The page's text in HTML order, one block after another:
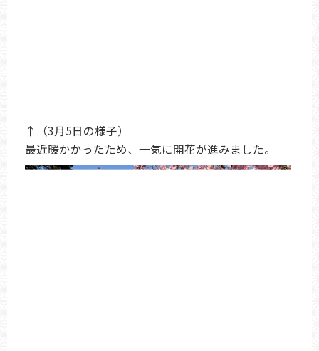
↑（3月5日の様子）
最近暖かかったため、一気に開花が進みました。